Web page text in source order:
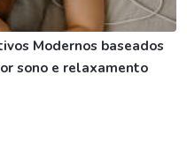
Modernos baseados
sono e relaxamento